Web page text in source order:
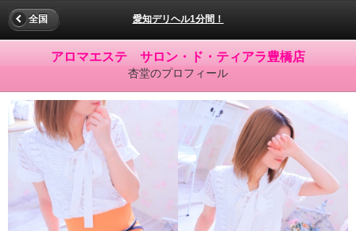
愛知デリヘル1分間！
全国
アロマエステ サロン・ド・ティアラ豊橋店
杏堂のプロフィール